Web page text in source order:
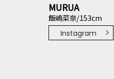
MURUA
飯嶋菜奈/153cm
Instagram